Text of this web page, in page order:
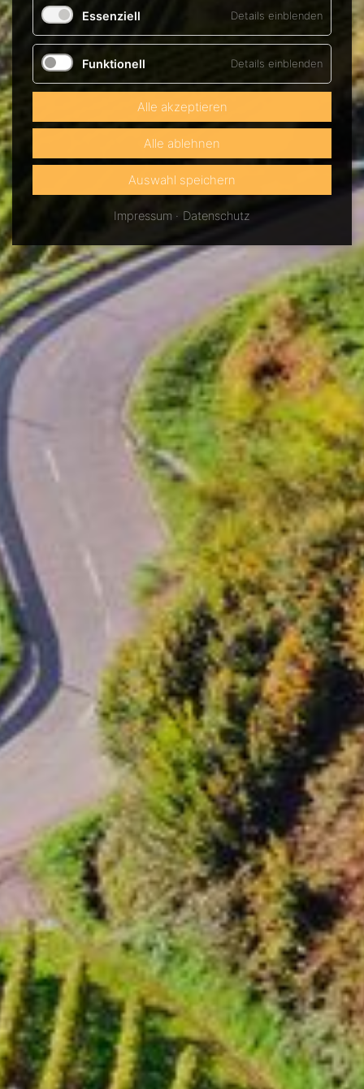
Essenziell Details einblenden
Funktionell Details einblenden
Alle akzeptieren
Alle ablehnen
Auswahl speichern
Impressum Datenschutz